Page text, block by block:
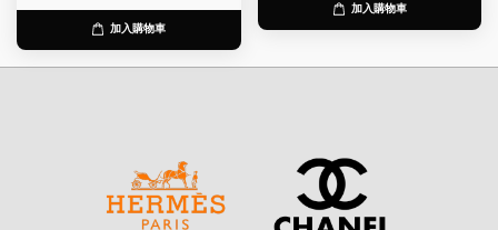
加入購物車
加入購物車